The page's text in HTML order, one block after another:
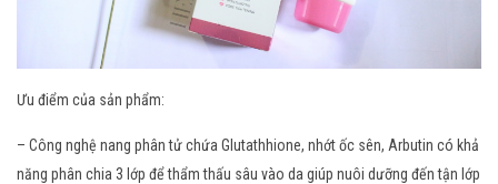
Ưu điểm của sản phẩm:
– Công nghệ nang phân tử chứa Glutathhione, nhớt ốc sên, Arbutin có khả
năng phân chia 3 lớp để thẩm thấu sâu vào da giúp nuôi dưỡng đến tận lớp